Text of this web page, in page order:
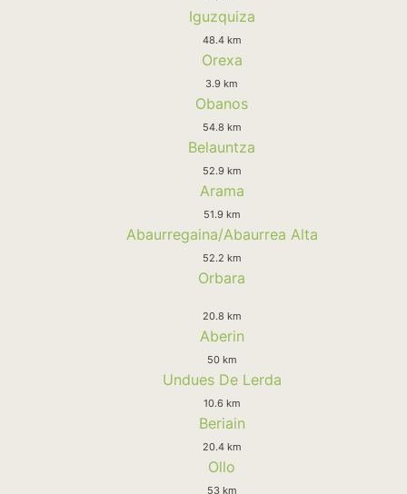
Iguzquiza
48.4 km
Orexa
3.9 km
Obanos
54.8 km
Belauntza
52.9 km
Arama
51.9 km
Abaurregaina/Abaurrea Alta
52.2 km
Orbara
20.8 km
Aberin
50 km
Undues De Lerda
10.6 km
Beriain
20.4 km
Ollo
53 km